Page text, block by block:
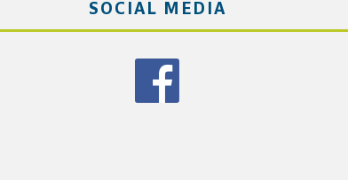
SOCIAL MEDIA